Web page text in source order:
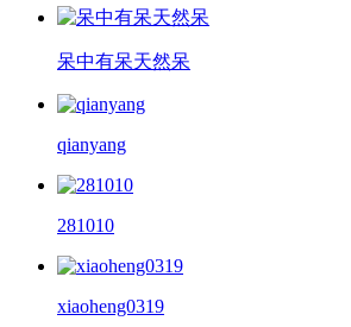
呆中有呆天然呆
qianyang
281010
xiaoheng0319